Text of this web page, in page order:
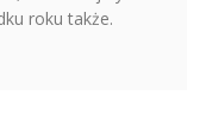
roku także.